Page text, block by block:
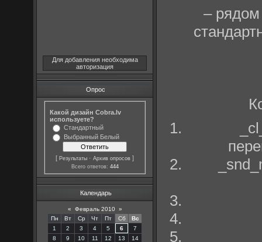
Для добавления необходима
авторизация
Опрос
Какой дизайн Cobra.lv
используете?
Стандартный
Выбранный Белый
[Результаты ·Архив опросов ]
Всего ответов: 444
Календарь
« Февраль 2010 »
Пн
Вт Ср Чт Пт Сб
Вс
1
2 3 4 5 6
7
8
9 10 11 12 13
14
–